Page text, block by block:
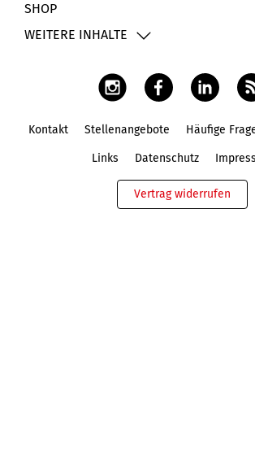
SHOP
WEITERE INHALTE
Kontakt Stellenangebote Häufige
Links Datenschutz
Vertrag widerrufen